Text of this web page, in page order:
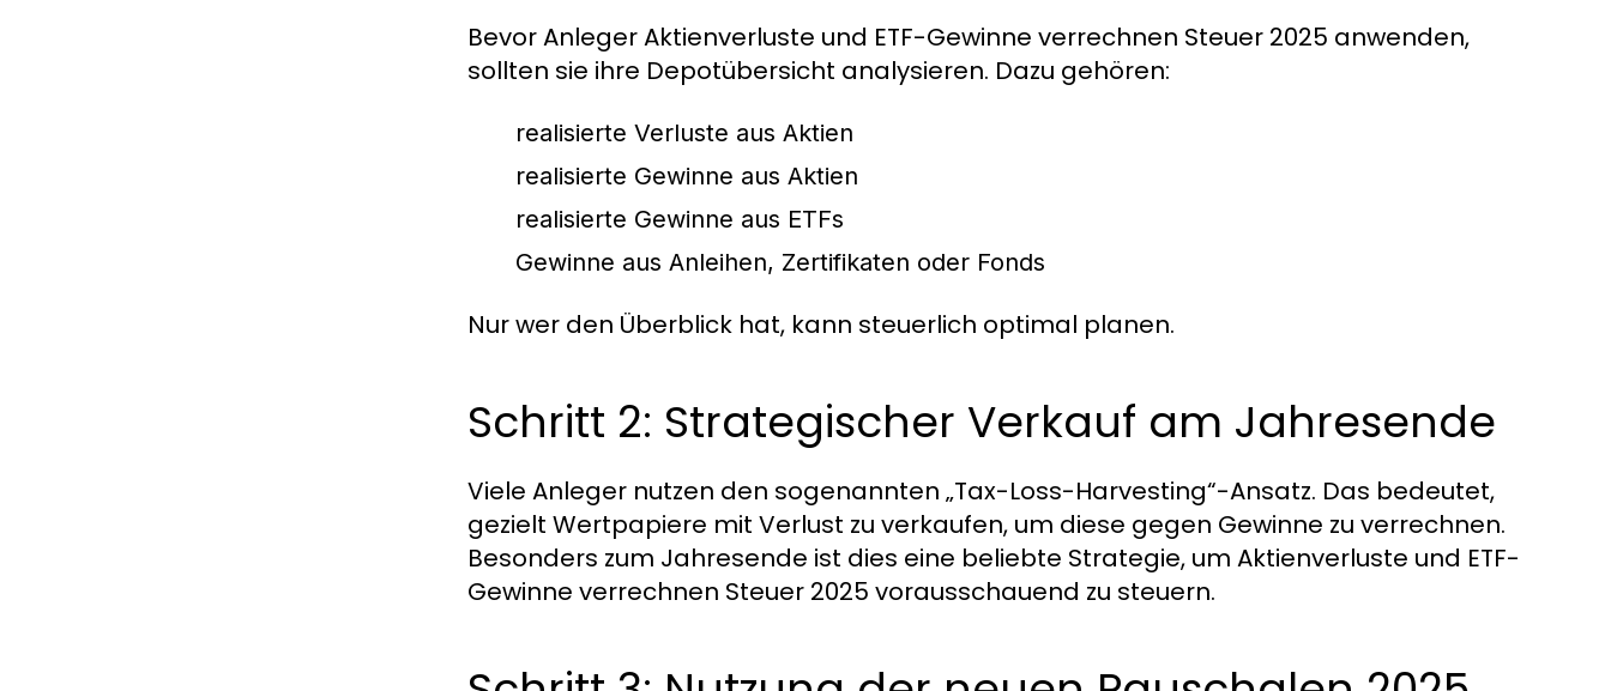
Bevor Anleger Aktienverluste und ETF-Gewinne verrechnen Steuer 2025 anwenden,
sollten sie ihre Depotübersicht analysieren. Dazu gehören:
realisierte Verluste aus Aktien
realisierte Gewinne aus Aktien
realisierte Gewinne aus ETFs
Gewinne aus Anleihen, Zertifikaten oder Fonds
Nur wer den Überblick hat, kann steuerlich optimal planen.
Schritt 2: Strategischer Verkauf am Jahresende
Viele Anleger nutzen den sogenannten „Tax-Loss-Harvesting“-Ansatz. Das bedeutet,
gezielt Wertpapiere mit Verlust zu verkaufen, um diese gegen Gewinne zu verrechnen.
Besonders zum Jahresende ist dies eine beliebte Strategie, um Aktienverluste und ETF-
Gewinne verrechnen Steuer 2025 vorausschauend zu steuern.